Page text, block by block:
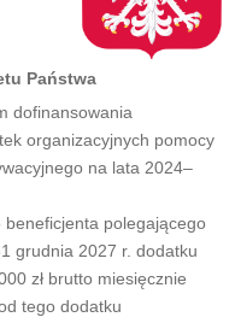
Państwa
dofinansowania
organizacyjnych pomocy
na lata 2024–
beneficjenta polegającego
grudnia 2027 r. dodatku
zł brutto miesięcznie
tego dodatku